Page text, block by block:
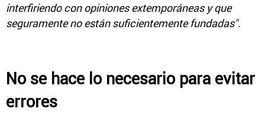
interfiriendo con opiniones extemporáneas y que
seguramente no están suficientemente fundadas".
No se hace lo necesario para evitar
errores